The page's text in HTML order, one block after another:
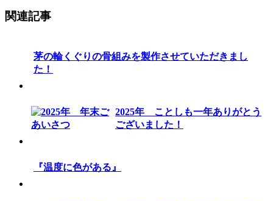
関連記事
茅の輪くぐりの骨組みを製作させていただきまし
た！
2025年 ことしも一年ありがとう
ございました！
『温度に色がある』